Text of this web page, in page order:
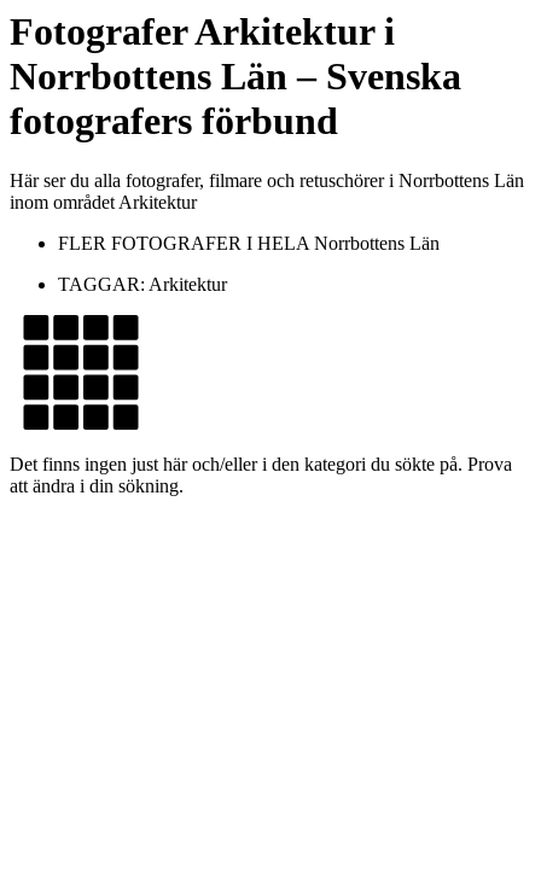
FotograferArkitekturi
Norrbottens Län– Svenska
fotografers förbund
Här ser du alla fotografer, filmare och retuschörer i Norrbottens Län
inom området Arkitektur
FLER FOTOGRAFER I HELA Norrbottens Län
TAGGAR: Arkitektur
Det finns ingen just här och/eller i den kategori du sökte på. Prova
att ändra i din sökning.